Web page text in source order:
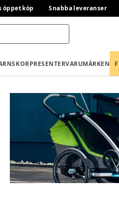
öppet köp Snabba leveranser
PRESENTERVARUMÄRKEN